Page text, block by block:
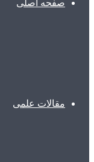
صفحه اصلی
مقالات علمی